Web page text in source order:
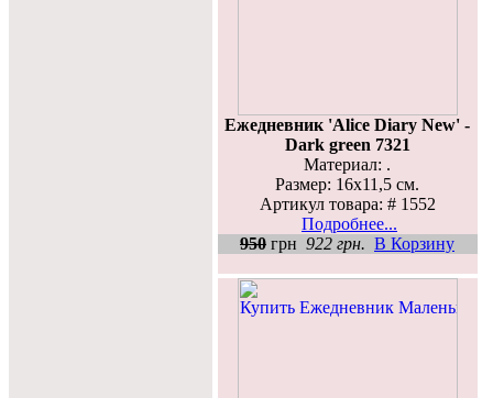
Ежедневник 'Alice Diary New' -
Dark green 7321
Материал: .
Размер: 16х11,5 см.
Артикул товара: # 1552
Подробнее...
950 грн 922 грн. В Корзину